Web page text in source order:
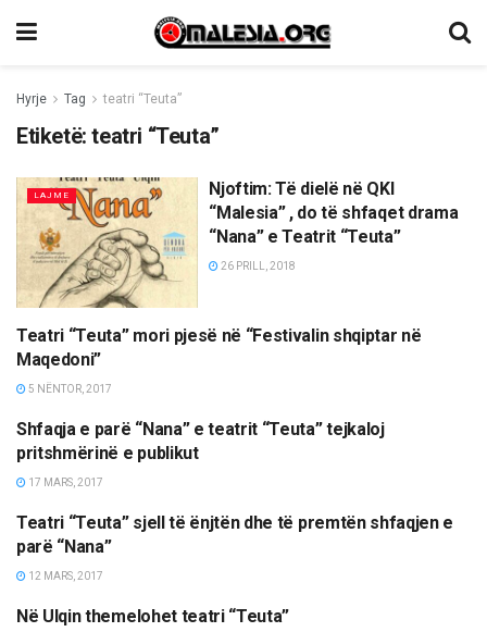
Hyrje Tag teatri “Teuta”
Etiketë:teatri “Teuta”
LAJME
Njoftim: Të dielë në QKI
“Malesia” , do të shfaqet drama
“Nana” e Teatrit “Teuta”
26 PRILL, 2018
KULTURË
Teatri “Teuta” mori pjesë në “Festivalin shqiptar në
Maqedoni”
5 NËNTOR, 2017
KULTURË
Shfaqja e parë “Nana” e teatrit “Teuta” tejkaloj
pritshmërinë e publikut
17 MARS, 2017
TË NDRYSHME
Teatri “Teuta” sjell të ënjtën dhe të premtën shfaqjen e
parë “Nana”
12 MARS, 2017
KULTURË
Në Ulqin themelohet teatri “Teuta”